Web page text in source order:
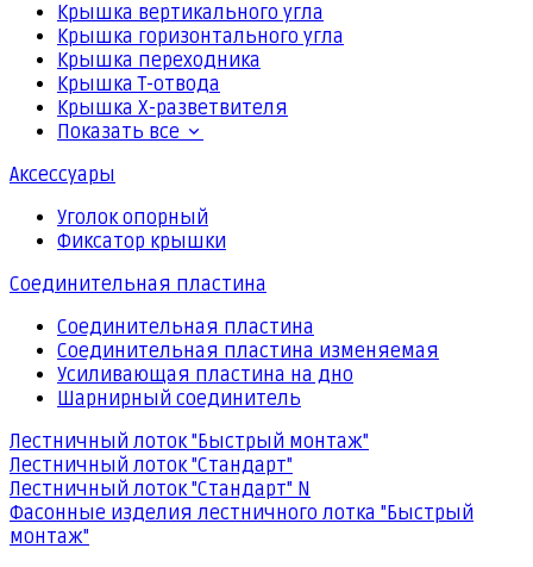
Крышка вертикального угла
Крышка горизонтального угла
Крышка переходника
Крышка Т-отвода
Крышка Х-разветвителя
Показать все
Аксессуары
Уголок опорный
Фиксатор крышки
Соединительная пластина
Соединительная пластина
Соединительная пластина изменяемая
Усиливающая пластина на дно
Шарнирный соединитель
Лестничный лоток "Быстрый монтаж"
Лестничный лоток "Стандарт"
Лестничный лоток "Стандарт" N
Фасонные изделия лестничного лотка "Быстрый
монтаж"